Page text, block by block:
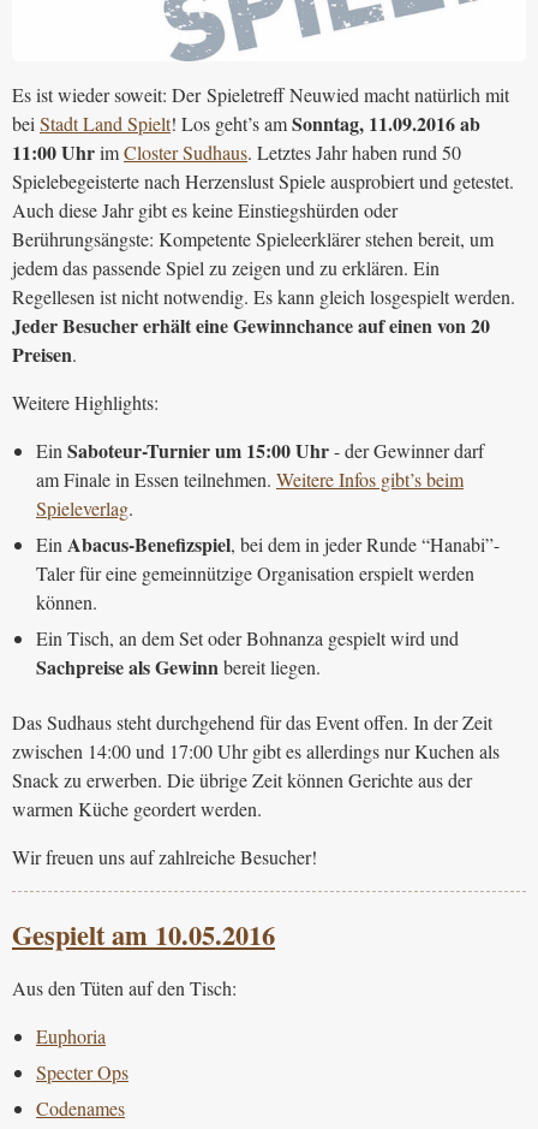
Es ist wieder soweit: Der Spieletreff Neuwied macht natürlich mit
bei Stadt Land Spielt! Los geht’s amSonntag, 11.09.2016 ab
11:00 UhrimCloster Sudhaus. Letztes Jahr haben rund 50
Spielebegeisterte nach Herzenslust Spiele ausprobiert und getestet.
Auch diese Jahr gibt es keine Einstiegshürden oder
Berührungsängste: Kompetente Spieleerklärer stehen bereit, um
jedem das passende Spiel zu zeigen und zu erklären. Ein
Regellesen ist nicht notwendig. Es kann gleich losgespielt werden.
Jeder Besucher erhält eine Gewinnchance auf einen von 20
Preisen.
Weitere Highlights:
Ein Saboteur-Turnier um 15:00 Uhr- der Gewinner darf
am Finale in Essen teilnehmen. Weitere Infos gibt’s beim
Spieleverlag.
Ein Abacus-Benefizspiel, bei dem in jeder Runde “Hanabi”-
Taler für eine gemeinnützige Organisation erspielt werden
können.
Ein Tisch, an dem Set oder Bohnanza gespielt wird und
Sachpreise als Gewinnbereit liegen.
Das Sudhaus steht durchgehend für das Event offen. In der Zeit
zwischen 14:00 und 17:00 Uhr gibt es allerdings nur Kuchen als
Snack zu erwerben. Die übrige Zeit können Gerichte aus der
warmen Küche geordert werden.
Wir freuen uns auf zahlreiche Besucher!
Gespielt am 10.05.2016
Aus den Tüten auf den Tisch:
Euphoria
Specter Ops
Codenames